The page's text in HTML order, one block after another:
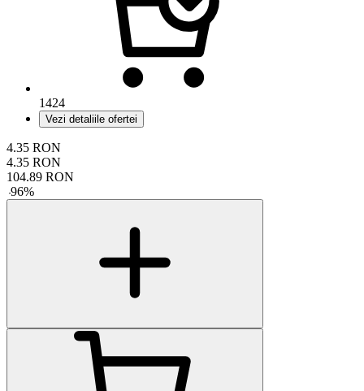
1424
Vezi detaliile ofertei
4.35 RON
4.35 RON
104.89 RON
-96%